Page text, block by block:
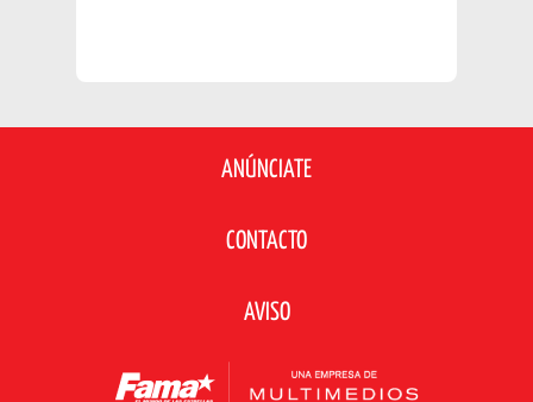
ANÚNCIATE
CONTACTO
AVISO